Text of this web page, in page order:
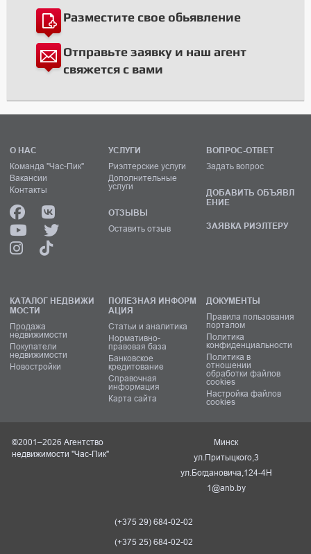
Разместите свое обьявление
Отправьте заявку и наш агент
свяжется с вами
О НАС
Команда "Час-Пик"
Вакансии
Контакты
УСЛУГИ
Риэлтерские услуги
Дополнительные
услуги
ОТЗЫВЫ
Оставить отзыв
ВОПРОС-ОТВЕТ
Задать вопрос
ДОБАВИТЬ ОБЪЯВЛ
ЕНИЕ
ЗАЯВКА РИЭЛТЕРУ
КАТАЛОГ НЕДВИЖИ
МОСТИ
Продажа
недвижимости
Покупатели
недвижимости
Новостройки
ПОЛЕЗНАЯ ИНФОРМ
АЦИЯ
Статьи и аналитика
Нормативно-
правовая база
Банковское
кредитование
Справочная
информация
Карта сайта
ДОКУМЕНТЫ
Правила пользования
порталом
Политика
конфиденциальности
Политика в
отношении
обработки файлов
cookies
Настройка файлов
cookies
©2001–2026 Агентство
недвижимости "Час-Пик"
Минск
ул.Притыцкого,3
ул.Богдановича,124-4Н
1@anb.by
(+375 29) 684-02-02
(+375 25) 684-02-02